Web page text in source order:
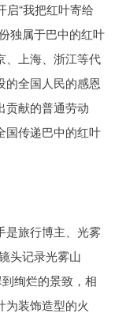
启“我把红叶寄给
独属于巴中的红叶
、上海、浙江等代
的全国人民的感恩
贡献的普通劳动
国传递巴中的红叶
是旅行博主、光雾
头记录光雾山
绚烂的景致，相
为装饰造型的火